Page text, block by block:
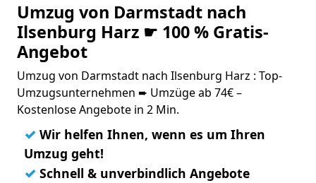
Umzug von Darmstadt nach
Ilsenburg Harz ☛ 100 % Gratis-
Angebot
Umzug von Darmstadt nach Ilsenburg Harz : Top-
Umzugsunternehmen ➨ Umzüge ab 74€ –
Kostenlose Angebote in 2 Min.
✓ Wir helfen Ihnen, wenn es um Ihren
Umzug geht!
✓ Schnell & unverbindlich Angebote